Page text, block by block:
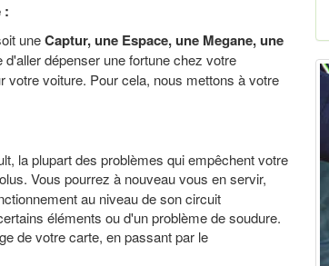
:
uneCaptur, une Espace, une Megane, une
dépenser une fortune chez votre
votre voiture. Pour cela, nous mettons à votre
la plupart des problèmes qui empêchent votre
Vous pourrez à nouveau vous en servir,
au niveau de son circuit
éléments ou d'un problème de soudure.
de votre carte, en passant par le